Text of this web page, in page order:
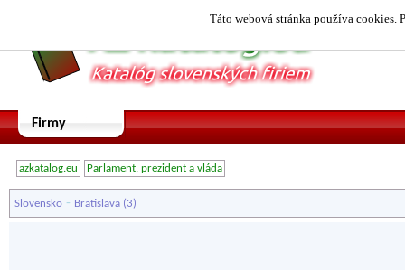
Táto webová stránka používa cookies.
Firmy
azkatalog.eu Parlament, prezident a vláda
Slovensko - Bratislava (3)